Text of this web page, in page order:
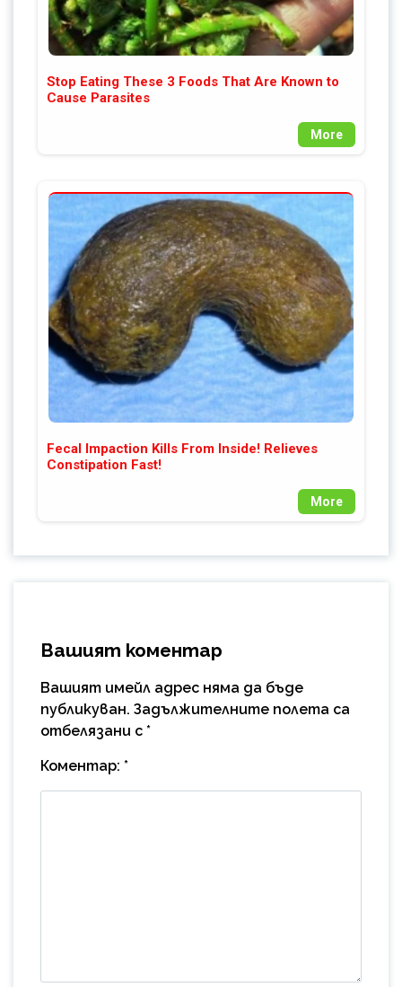
Stop Eating These 3 Foods That Are Known to
Cause Parasites
More
Fecal Impaction Kills From Inside! Relieves
Constipation Fast!
More
Вашият коментар
Вашият имейл адрес няма да бъде
публикуван. Задължителните полета са
отбелязани с *
Коментар: *